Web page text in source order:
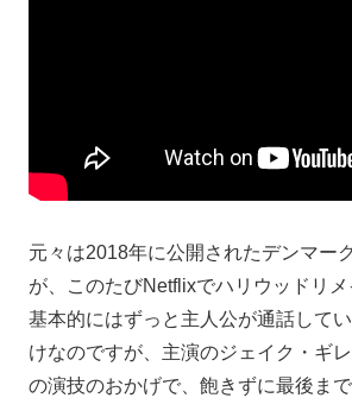
元々は2018年に公開されたデンマー
が、このたびNetflixでハリウッドリメ
基本的にはずっと主人公が通話して
けなのですが、主演のジェイク・ギ
の演技のおかげで、飽きずに最後まで